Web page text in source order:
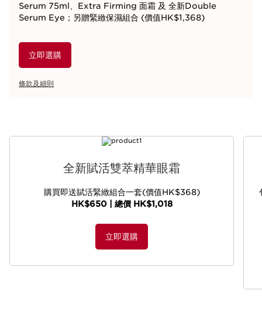
Serum 75ml、Extra Firming 面霜 及 全新Double
Serum Eye；另贈緊緻保濕組合 (價值HK$1,368)
立即選購
條款及細則
全新賦活雙萃精華眼霜
購買即送賦活緊緻組合一套(價值HK$368)
HK$650 | 總價 HK$1,018
立即選購